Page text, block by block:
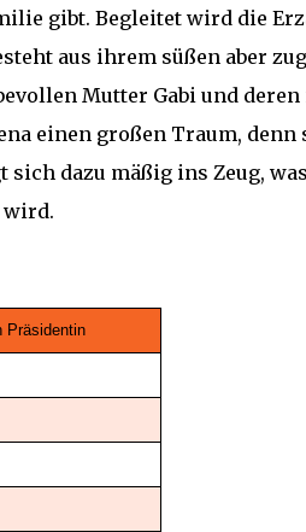
gibt. Begleitet wird die
aus ihrem süßen aber
Mutter Gabi und deren
einen großen Traum,
sich dazu mäßig ins Zeug,
wird.
Präsidentin